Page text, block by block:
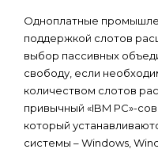
Одноплатные
поддержкой слотов
выбор пассивных
свободу, если
количеством слотов
привычный «IBM PC»-
который
системы – Windows,